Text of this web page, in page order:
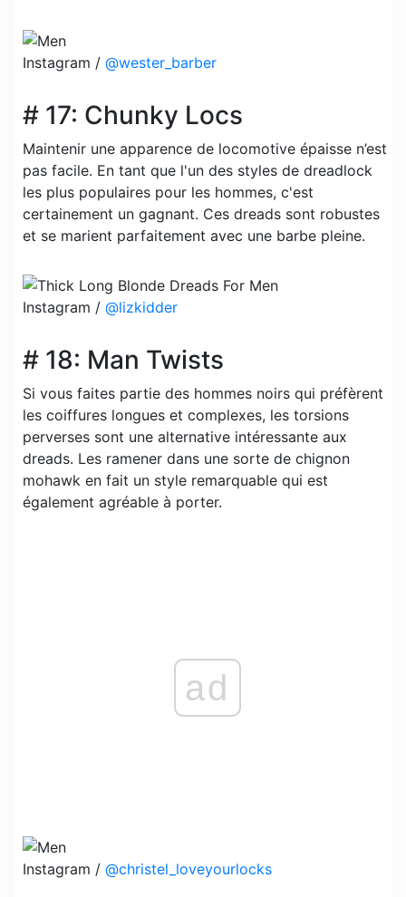
Instagram / @wester_barber
# 17: Chunky Locs
Maintenir une apparence de locomotive épaisse n’est
pas facile. En tant que l'un des styles de dreadlock
les plus populaires pour les hommes, c'est
certainement un gagnant. Ces dreads sont robustes
et se marient parfaitement avec une barbe pleine.
Instagram / @lizkidder
# 18: Man Twists
Si vous faites partie des hommes noirs qui préfèrent
les coiffures longues et complexes, les torsions
perverses sont une alternative intéressante aux
dreads. Les ramener dans une sorte de chignon
mohawk en fait un style remarquable qui est
également agréable à porter.
ad
Instagram / @christel_loveyourlocks